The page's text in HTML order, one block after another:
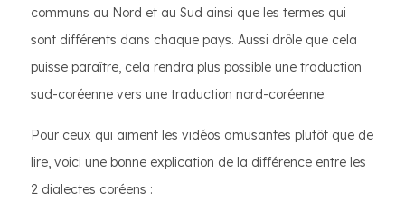
communs au Nord et au Sud ainsi que les termes qui
sont différents dans chaque pays. Aussi drôle que cela
puisse paraître, cela rendra plus possible une traduction
sud-coréenne vers une traduction nord-coréenne.
Pour ceux qui aiment les vidéos amusantes plutôt que de
lire, voici une bonne explication de la différence entre les
2 dialectes coréens :